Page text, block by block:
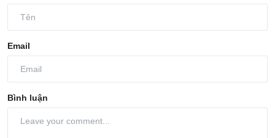
Email
Bình luận